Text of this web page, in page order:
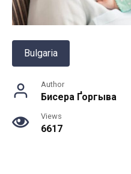
Bulgaria
Author
Бисера Ґоргыва
Views
6617